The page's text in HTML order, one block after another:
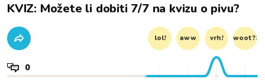
KVIZ: Možete li dobiti 7/7 na kvizu o pivu?
lol! aww vrh! woot?!
0